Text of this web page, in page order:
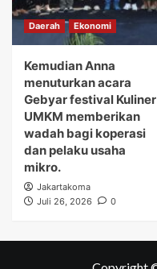
Daerah Ekonomi
Kemudian Anna
menuturkan acara
Gebyar festival Kuliner
UMKM memberikan
wadah bagi koperasi
dan pelaku usaha
mikro.
Jakartakoma
Juli 26, 2026
0